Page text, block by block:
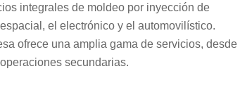
integrales de moldeo por inyección de
el electrónico y el automovilístico.
ofrece una amplia gama de servicios, desde
secundarias.